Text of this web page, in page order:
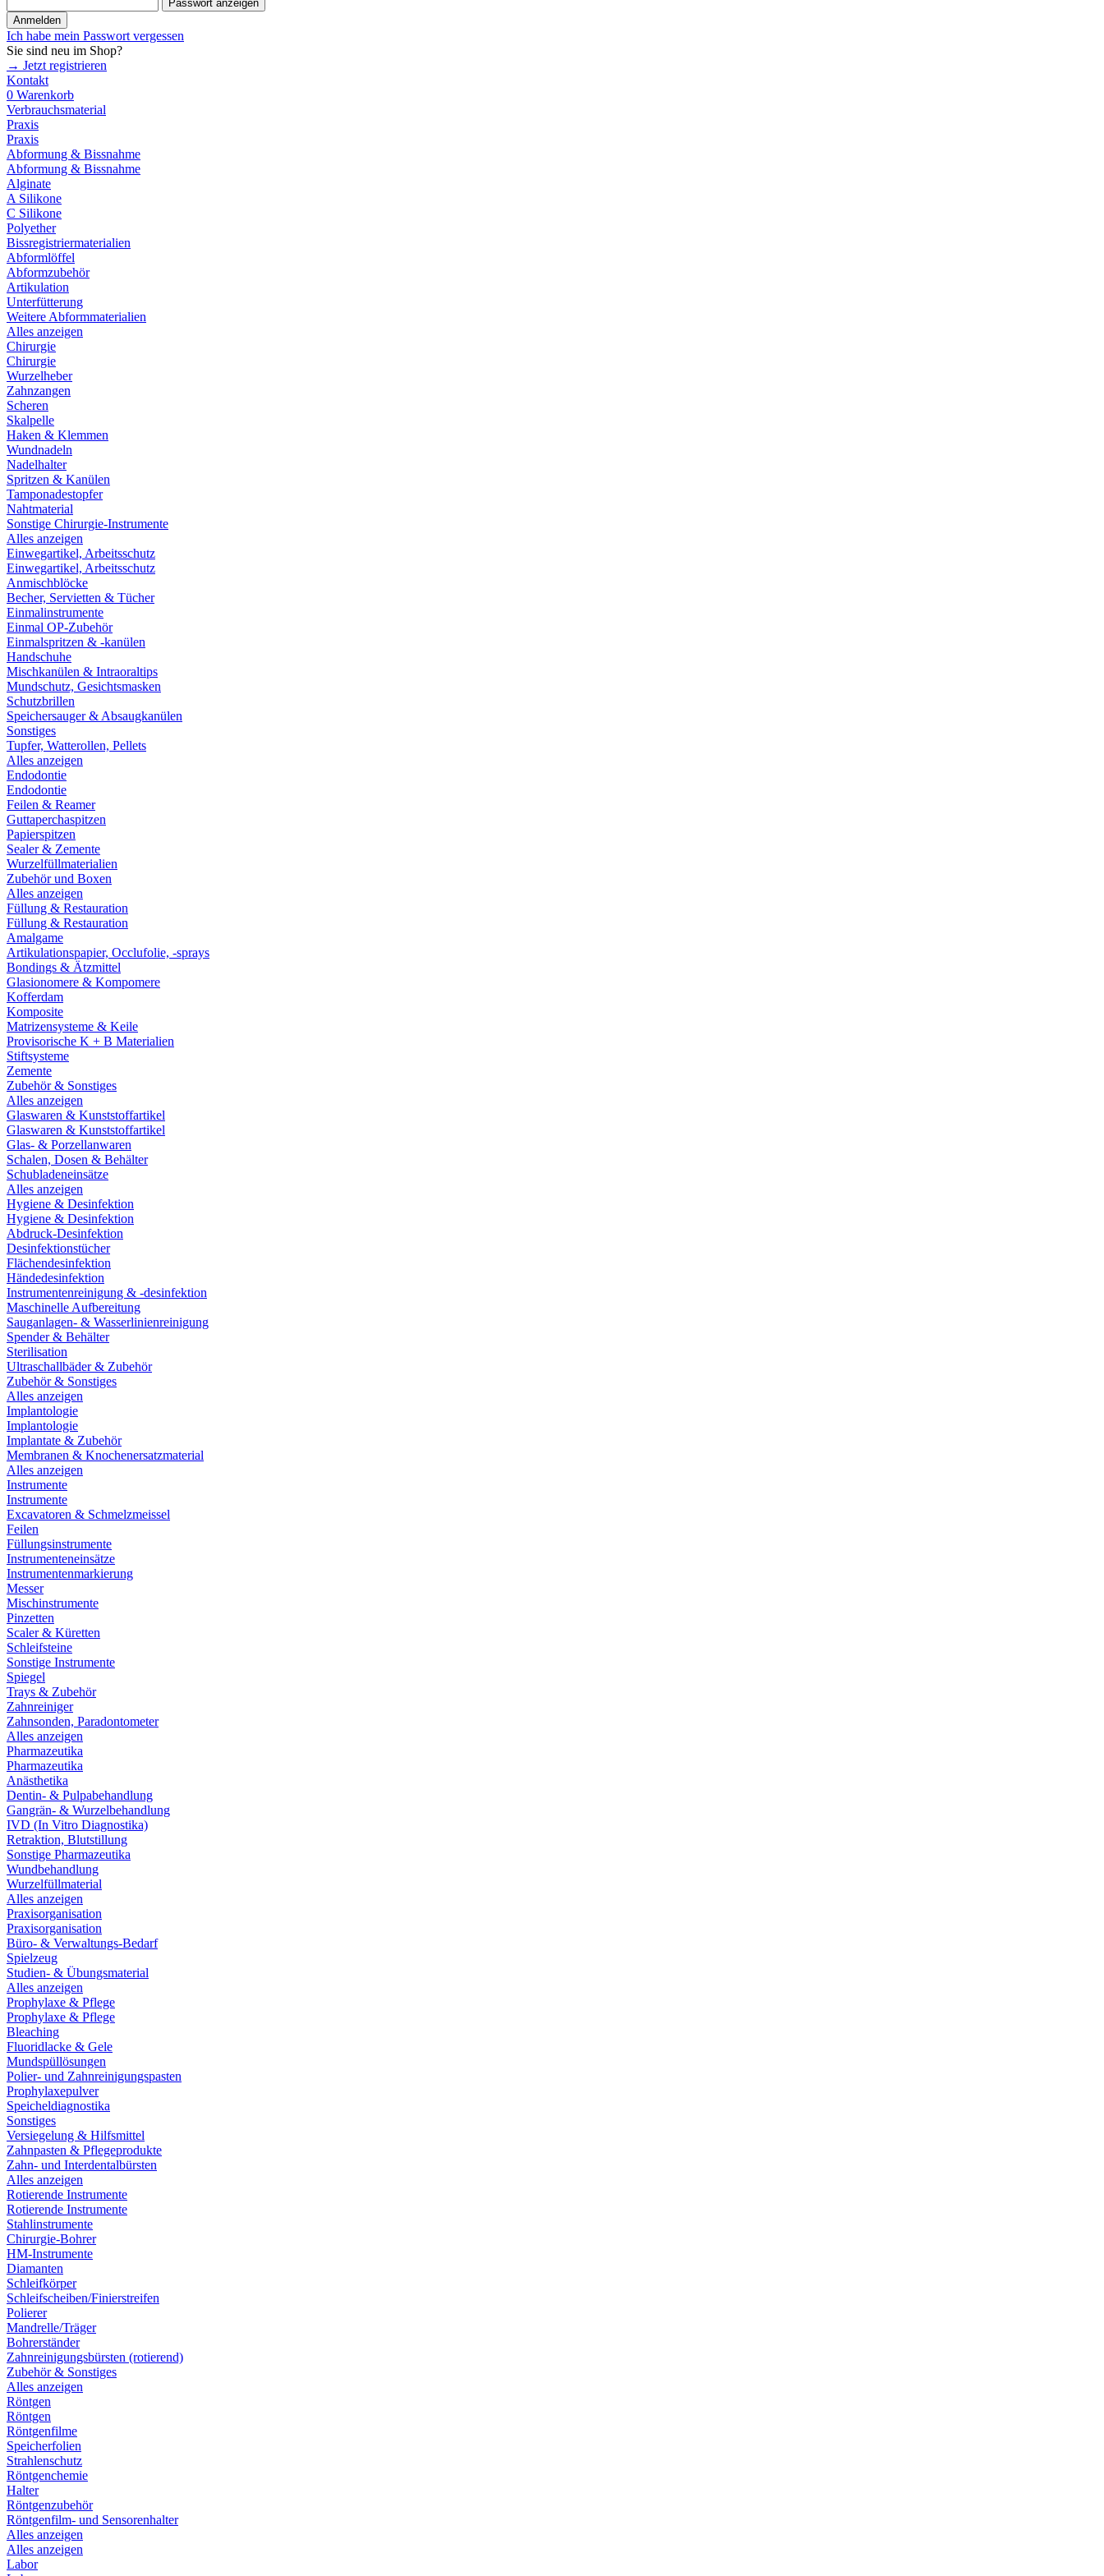
Passwort anzeigen
Anmelden
Ich habe mein Passwort vergessen
Sie sind neu im Shop?
→ Jetzt registrieren
Kontakt
0 Warenkorb
Verbrauchsmaterial
Praxis
Praxis
Abformung & Bissnahme
Abformung & Bissnahme
Alginate
A Silikone
C Silikone
Polyether
Bissregistriermaterialien
Abformlöffel
Abformzubehör
Artikulation
Unterfütterung
Weitere Abformmaterialien
Alles anzeigen
Chirurgie
Chirurgie
Wurzelheber
Zahnzangen
Scheren
Skalpelle
Haken & Klemmen
Wundnadeln
Nadelhalter
Spritzen & Kanülen
Tamponadestopfer
Nahtmaterial
Sonstige Chirurgie-Instrumente
Alles anzeigen
Einwegartikel, Arbeitsschutz
Einwegartikel, Arbeitsschutz
Anmischblöcke
Becher, Servietten & Tücher
Einmalinstrumente
Einmal OP-Zubehör
Einmalspritzen & -kanülen
Handschuhe
Mischkanülen & Intraoraltips
Mundschutz, Gesichtsmasken
Schutzbrillen
Speichersauger & Absaugkanülen
Sonstiges
Tupfer, Watterollen, Pellets
Alles anzeigen
Endodontie
Endodontie
Feilen & Reamer
Guttaperchaspitzen
Papierspitzen
Sealer & Zemente
Wurzelfüllmaterialien
Zubehör und Boxen
Alles anzeigen
Füllung & Restauration
Füllung & Restauration
Amalgame
Artikulationspapier, Occlufolie, -sprays
Bondings & Ätzmittel
Glasionomere & Kompomere
Kofferdam
Komposite
Matrizensysteme & Keile
Provisorische K + B Materialien
Stiftsysteme
Zemente
Zubehör & Sonstiges
Alles anzeigen
Glaswaren & Kunststoffartikel
Glaswaren & Kunststoffartikel
Glas- & Porzellanwaren
Schalen, Dosen & Behälter
Schubladeneinsätze
Alles anzeigen
Hygiene & Desinfektion
Hygiene & Desinfektion
Abdruck-Desinfektion
Desinfektionstücher
Flächendesinfektion
Händedesinfektion
Instrumentenreinigung & -desinfektion
Maschinelle Aufbereitung
Sauganlagen- & Wasserlinienreinigung
Spender & Behälter
Sterilisation
Ultraschallbäder & Zubehör
Zubehör & Sonstiges
Alles anzeigen
Implantologie
Implantologie
Implantate & Zubehör
Membranen & Knochenersatzmaterial
Alles anzeigen
Instrumente
Instrumente
Excavatoren & Schmelzmeissel
Feilen
Füllungsinstrumente
Instrumenteneinsätze
Instrumentenmarkierung
Messer
Mischinstrumente
Pinzetten
Scaler & Küretten
Schleifsteine
Sonstige Instrumente
Spiegel
Trays & Zubehör
Zahnreiniger
Zahnsonden, Paradontometer
Alles anzeigen
Pharmazeutika
Pharmazeutika
Anästhetika
Dentin- & Pulpabehandlung
Gangrän- & Wurzelbehandlung
IVD (In Vitro Diagnostika)
Retraktion, Blutstillung
Sonstige Pharmazeutika
Wundbehandlung
Wurzelfüllmaterial
Alles anzeigen
Praxisorganisation
Praxisorganisation
Büro- & Verwaltungs-Bedarf
Spielzeug
Studien- & Übungsmaterial
Alles anzeigen
Prophylaxe & Pflege
Prophylaxe & Pflege
Bleaching
Fluoridlacke & Gele
Mundspüllösungen
Polier- und Zahnreinigungspasten
Prophylaxepulver
Speicheldiagnostika
Sonstiges
Versiegelung & Hilfsmittel
Zahnpasten & Pflegeprodukte
Zahn- und Interdentalbürsten
Alles anzeigen
Rotierende Instrumente
Rotierende Instrumente
Stahlinstrumente
Chirurgie-Bohrer
HM-Instrumente
Diamanten
Schleifkörper
Schleifscheiben/Finierstreifen
Polierer
Mandrelle/Träger
Bohrerständer
Zahnreinigungsbürsten (rotierend)
Zubehör & Sonstiges
Alles anzeigen
Röntgen
Röntgen
Röntgenfilme
Speicherfolien
Strahlenschutz
Röntgenchemie
Halter
Röntgenzubehör
Röntgenfilm- und Sensorenhalter
Alles anzeigen
Alles anzeigen
Labor